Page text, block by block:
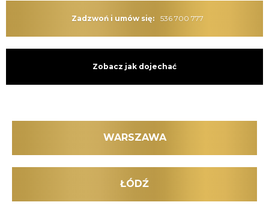
Zadzwoń i umów się: 536 700 777
Zobacz jak dojechać
WARSZAWA
ŁÓDŹ